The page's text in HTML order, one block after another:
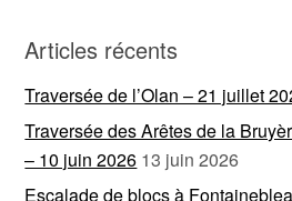
Articles récents
Traversée de l’Olan – 21 juillet
Traversée des Arêtes de la
– 10 juin 2026 13 juin 2026
Escalade de blocs à